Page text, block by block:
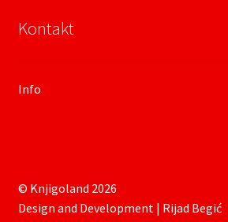
Kontakt
Info
© Knjigoland 2026
Design and Development | Rijad Begić